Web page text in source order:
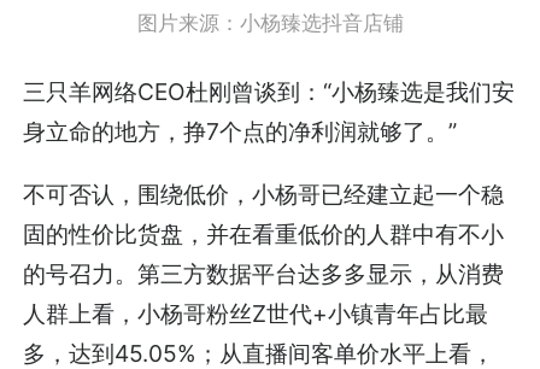
图片来源：小杨臻选抖音店铺
三只羊网络CEO杜刚曾谈到：“小杨臻选是我们安
身立命的地方，挣7个点的净利润就够了。”
不可否认，围绕低价，小杨哥已经建立起一个稳
固的性价比货盘，并在看重低价的人群中有不小
的号召力。第三方数据平台达多多显示，从消费
人群上看，小杨哥粉丝Z世代+小镇青年占比最
多，达到45.05%；从直播间客单价水平上看，